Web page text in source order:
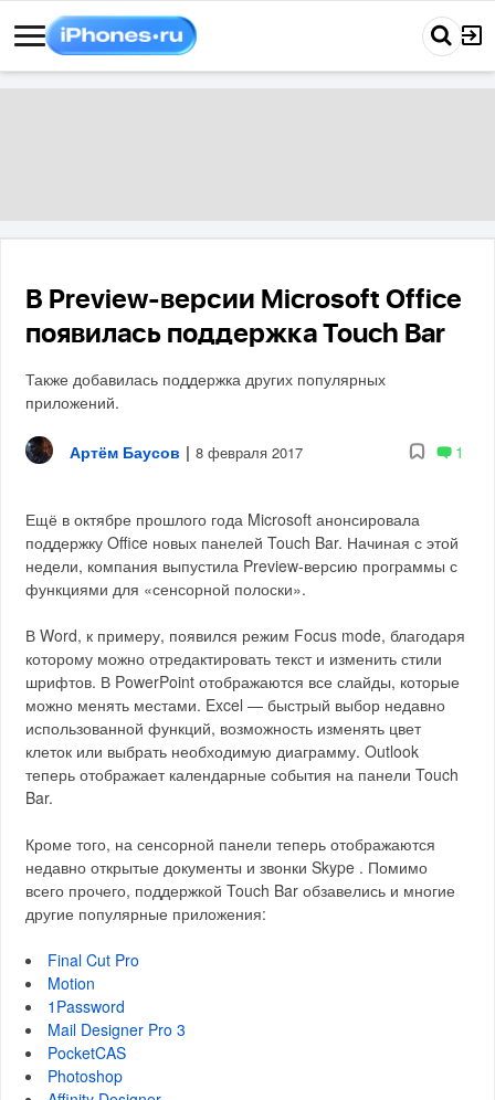
В Preview-версии Microsoft Office
появилась поддержка Touch Bar
Также добавилась поддержка других популярных
приложений.
Артём Баусов | 8 февраля 2017 1
Ещё в октябре прошлого года Microsoft анонсировала
поддержку Office новых панелей Touch Bar. Начиная с этой
недели, компания выпустила Preview-версию программы с
функциями для «сенсорной полоски».
В Word, к примеру, появился режим Focus mode, благодаря
которому можно отредактировать текст и изменить стили
шрифтов. В PowerPoint отображаются все слайды, которые
можно менять местами. Excel — быстрый выбор недавно
использованной функций, возможность изменять цвет
клеток или выбрать необходимую диаграмму. Outlook
теперь отображает календарные события на панели Touch
Bar.
Кроме того, на сенсорной панели теперь отображаются
недавно открытые документы и звонки Skype . Помимо
всего прочего, поддержкой Touch Bar обзавелись и многие
другие популярные приложения:
Final Cut Pro
Motion
1Password
Mail Designer Pro 3
PocketCAS
Photoshop